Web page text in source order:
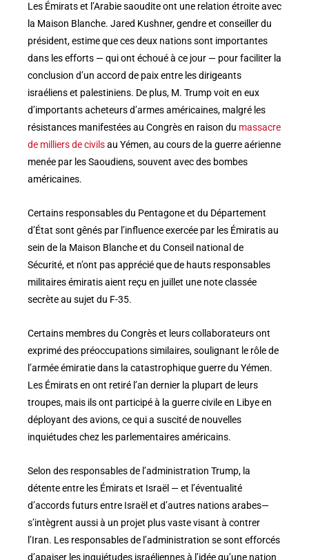
Les Émirats et l’Arabie saoudite ont une relation étroite avec
la Maison Blanche. Jared Kushner, gendre et conseiller du
président, estime que ces deux nations sont importantes
dans les efforts — qui ont échoué à ce jour — pour faciliter la
conclusion d’un accord de paix entre les dirigeants
israéliens et palestiniens. De plus, M. Trump voit en eux
d’importants acheteurs d’armes américaines, malgré les
résistances manifestées au Congrès en raison du massacre
de milliers de civilsau Yémen, au cours de la guerre aérienne
menée par les Saoudiens, souvent avec des bombes
américaines.
Certains responsables du Pentagone et du Département
d’État sont gênés par l’influence exercée par les Émiratis au
sein de la Maison Blanche et du Conseil national de
Sécurité, et n’ont pas apprécié que de hauts responsables
militaires émiratis aient reçu en juillet une note classée
secrète au sujet du F-35.
Certains membres du Congrès et leurs collaborateurs ont
exprimé des préoccupations similaires, soulignant le rôle de
l’armée émiratie dans la catastrophique guerre du Yémen.
Les Émirats en ont retiré l’an dernier la plupart de leurs
troupes, mais ils ont participé à la guerre civile en Libye en
déployant des avions, ce qui a suscité de nouvelles
inquiétudes chez les parlementaires américains.
Selon des responsables de l’administration Trump, la
détente entre les Émirats et Israël — et l’éventualité
d’accords futurs entre Israël et d’autres nations arabes—
s’intègrent aussi à un projet plus vaste visant à contrer
l’Iran. Les responsables de l’administration se sont efforcés
d’apaiser les inquiétudes israéliennes à l’idée qu’une nation